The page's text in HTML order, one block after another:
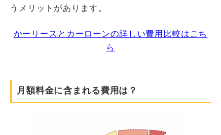
うメリットがあります。
かーリースとカーローンの詳しい費用比較はこち
ら
月額料金に含まれる費用は？